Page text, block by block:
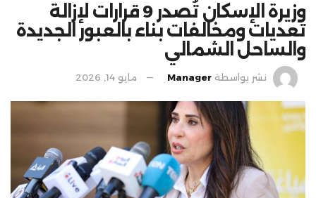
وزيرة الإسكان تُصدر 9 قرارات لإزالة
تعديات ومخالفات بناء بالعبور الجديدة
والساحل الشمالي
نشر بواسطة Manager مايو 14, 2026